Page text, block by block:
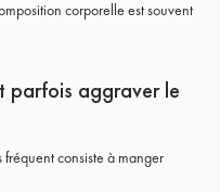
corporelle est souvent
parfois aggraver le
consiste à manger